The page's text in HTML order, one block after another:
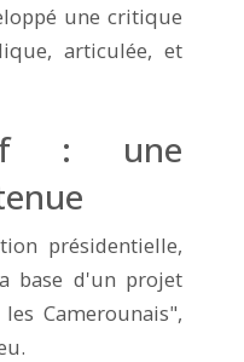
une critique
articulée, et
: une
présidentielle,
base d'un projet
Camerounais",